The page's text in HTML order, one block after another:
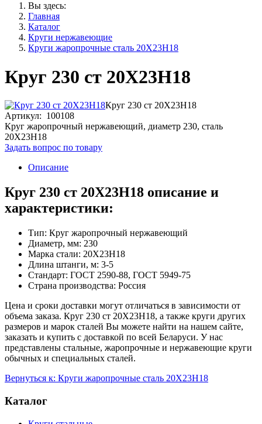
Вы здесь:
Главная
Каталог
Круги нержавеющие
Круги жаропрочные сталь 20Х23Н18
Круг 230 ст 20Х23Н18
Круг 230 ст 20Х23Н18
Артикул: 100108
Круг жаропрочный нержавеющий, диаметр 230, сталь
20Х23Н18
Задать вопрос по товару
Описание
Круг 230 ст 20Х23Н18 описание и
характеристики:
Тип: Круг жаропрочный нержавеющий
Диаметр, мм: 230
Марка стали: 20Х23Н18
Длина штанги, м: 3-5
Стандарт: ГОСТ 2590-88, ГОСТ 5949-75
Страна производства: Россия
Цена и сроки доставки могут отличаться в зависимости от
объема заказа. Круг 230 ст 20Х23Н18, а также круги других
размеров и марок сталей Вы можете найти на нашем сайте,
заказать и купить с доставкой по всей Беларуси. У нас
представлены стальные, жаропрочные и нержавеющие круги
обычных и специальных сталей.
Вернуться к: Круги жаропрочные сталь 20Х23Н18
Каталог